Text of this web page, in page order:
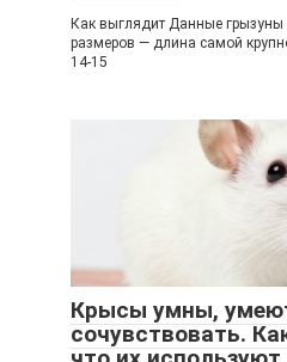
Как выглядит Данные
размеров — длина самой
14-15
Крысы умны,
сочувствовать.